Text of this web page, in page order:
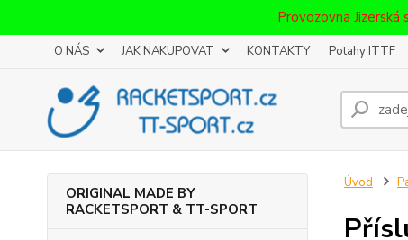
Provozovna
O NÁS JAK NAKUPOVAT KONTAKTY Potahy ITTF
ORIGINAL MADE BY
RACKETSPORT & TT-SPORT
Úvod